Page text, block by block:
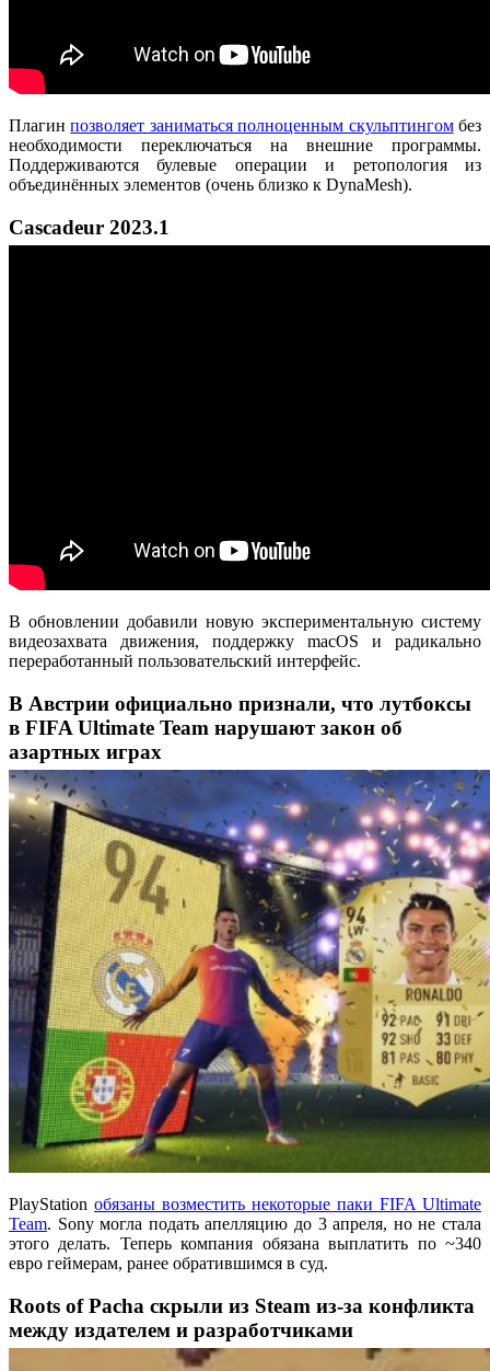
Плагинпозволяет заниматься полноценным скульптингомбез
необходимости переключаться на внешние программы.
Поддерживаются булевые операции и ретопология из
объединённых элементов (очень близко к DynaMesh).
Cascadeur 2023.1
В обновлении добавили новую экспериментальную систему
видеозахвата движения, поддержку macOS и радикально
переработанный пользовательский интерфейс.
В Австрии официально признали, что лутбоксы
в FIFA Ultimate Team нарушают закон об
азартных играх
PlayStation обязаны возместить некоторые паки FIFA Ultimate
Team. Sony могла подать апелляцию до 3 апреля, но не стала
этого делать. Теперь компания обязана выплатить по ~340
евро геймерам, ранее обратившимся в суд.
Roots of Pacha скрыли из Steam из-за конфликта
между издателем и разработчиками